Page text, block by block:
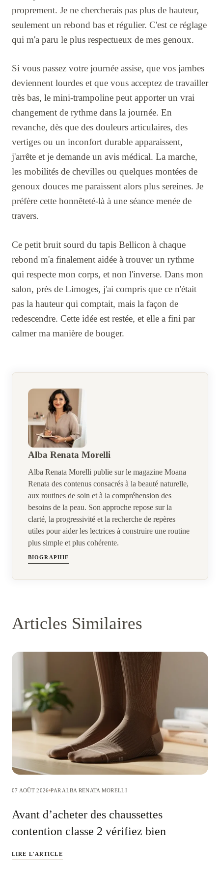
proprement. Je ne chercherais pas plus de hauteur,
seulement un rebond bas et régulier. C'est ce réglage
qui m'a paru le plus respectueux de mes genoux.
Si vous passez votre journée assise, que vos jambes
deviennent lourdes et que vous acceptez de travailler
très bas, le mini-trampoline peut apporter un vrai
changement de rythme dans la journée. En
revanche, dès que des douleurs articulaires, des
vertiges ou un inconfort durable apparaissent,
j'arrête et je demande un avis médical. La marche,
les mobilités de chevilles ou quelques montées de
genoux douces me paraissent alors plus sereines. Je
préfère cette honnêteté-là à une séance menée de
travers.
Ce petit bruit sourd du tapis Bellicon à chaque
rebond m'a finalement aidée à trouver un rythme
qui respecte mon corps, et non l'inverse. Dans mon
salon, près de Limoges, j'ai compris que ce n'était
pas la hauteur qui comptait, mais la façon de
redescendre. Cette idée est restée, et elle a fini par
calmer ma manière de bouger.
Alba Renata Morelli
Alba Renata Morelli publie sur le magazine Moana
Renata des contenus consacrés à la beauté naturelle,
aux routines de soin et à la compréhension des
besoins de la peau. Son approche repose sur la
clarté, la progressivité et la recherche de repères
utiles pour aider les lectrices à construire une routine
plus simple et plus cohérente.
BIOGRAPHIE
Articles Similaires
07 AOÛT 2026 PAR ALBA RENATA MORELLI
Avant d’acheter des chaussettes
contention classe 2 vérifiez bien
LIRE L'ARTICLE